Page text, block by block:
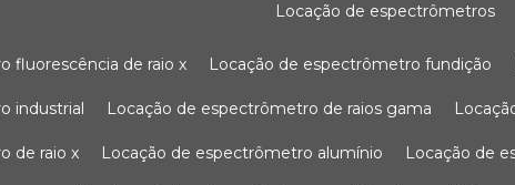
locação de espectrômetros
fluorescência de raio x locação de espectrômetro fundição
industrial locação de espectrômetro de raios gama
de raio x locação de espectrômetro alumínio locação de